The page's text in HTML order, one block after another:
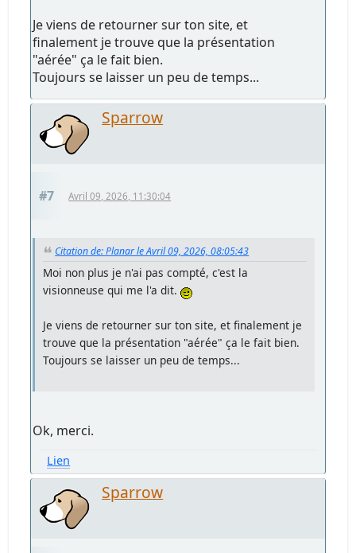
Je viens de retourner sur ton site, et
finalement je trouve que la présentation
"aérée" ça le fait bien.
Toujours se laisser un peu de temps...
Sparrow
#7 Avril 09, 2026, 11:30:04
Citation de: Planar le Avril 09, 2026, 08:05:43
Moi non plus je n'ai pas compté, c'est la
visionneuse qui me l'a dit.
Je viens de retourner sur ton site, et finalement je
trouve que la présentation "aérée" ça le fait bien.
Toujours se laisser un peu de temps...
Ok, merci.
Lien
Sparrow